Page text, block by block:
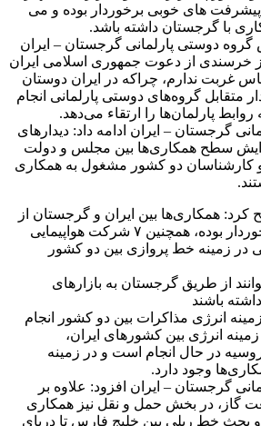
پیشرفت های خوبی برخوردار بوده و می
با گرجستان داشته باشد.
گروه دوستی پارلمانی گرجستان – ایران
خرسندی از دعوت جمهوری اسلامی ایران
غربت ندارم، چراکه در ایران دوستان
متقابل گروه‌های دوستی پارلمانی انجام
پارلمان‌ها را ارتقاء می‌دهد.
گرجستان – ایران ادامه داد: دیدارهای
سطح همکاری‌ها بین مجلس و دولت
کارشناسان دو کشور مشغول به همکاری
کرد: همکاری‌ها بین ایران و گرجستان از
پیشرفت چشمگیری برخوردار بوده، همچنین ۷ شرکت هواپیمایی
در زمینه خط پروازی بین دو کشور
از طریق گرجستان به بازارهای
باشند
انرژی مذاکرات بین دو کشور انجام
انرژی بین کشورهای ایران،
در حال انجام است و در زمینه
وجود دارد.
گرجستان – ایران افزود: علاوه بر
گاز، در بخش حمل و نقل نیز همکاری
بحث خط ریلی بین خلیج فارس تا دریای